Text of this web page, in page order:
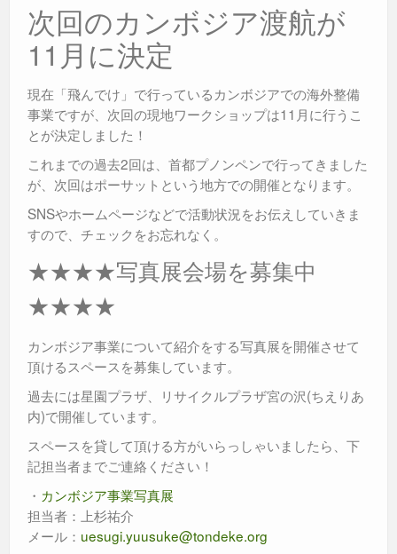
次回のカンボジア渡航が
11月に決定
現在「飛んでけ」で行っているカンボジアでの海外整備
事業ですが、次回の現地ワークショップは11月に行うこ
とが決定しました！
これまでの過去2回は、首都プノンペンで行ってきました
が、次回はポーサットという地方での開催となります。
SNSやホームページなどで活動状況をお伝えしていきま
すので、チェックをお忘れなく。
★★★★写真展会場を募集中
★★★★
カンボジア事業について紹介をする写真展を開催させて
頂けるスペースを募集しています。
過去には星園プラザ、リサイクルプラザ宮の沢(ちえりあ
内)で開催しています。
スペースを貸して頂ける方がいらっしゃいましたら、下
記担当者までご連絡ください！
・ カンボジア事業写真展
担当者：上杉祐介
メール： uesugi.yuusuke@tondeke.org